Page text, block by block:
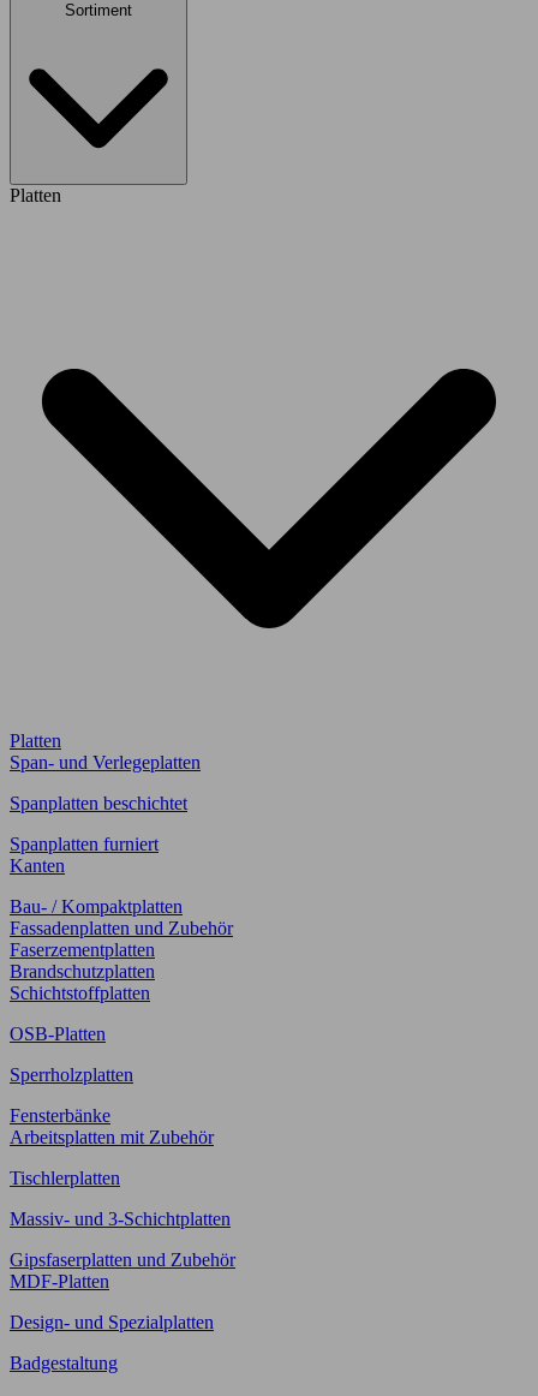
Sortiment
Platten
Platten
Span- und Verlegeplatten
Spanplatten beschichtet
Spanplatten furniert
Kanten
Bau- / Kompaktplatten
Fassadenplatten und Zubehör
Faserzementplatten
Brandschutzplatten
Schichtstoffplatten
OSB-Platten
Sperrholzplatten
Fensterbänke
Arbeitsplatten mit Zubehör
Tischlerplatten
Massiv- und 3-Schichtplatten
Gipsfaserplatten und Zubehör
MDF-Platten
Design- und Spezialplatten
Badgestaltung